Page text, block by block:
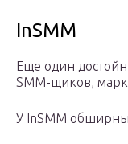
InSMM
Еще один
SMM-щиков,
У InSMM